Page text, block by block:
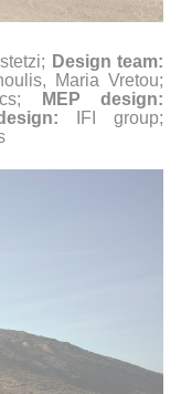
Design team:
Maria Vretou;
MEP design:
IFI group;